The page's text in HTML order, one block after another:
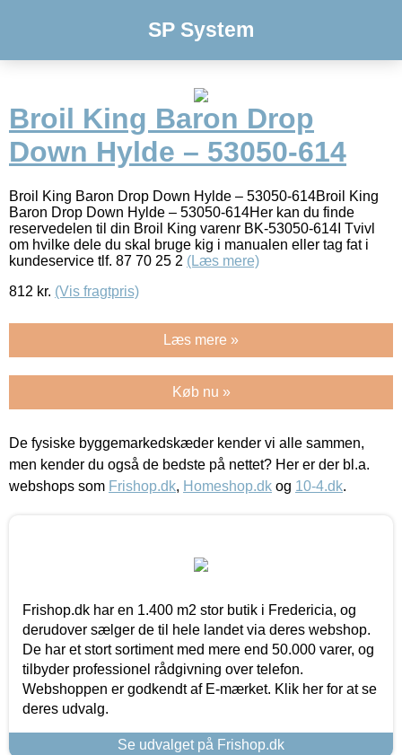
SP System
Broil King Baron Drop
Down Hylde – 53050-614
Broil King Baron Drop Down Hylde – 53050-614Broil King
Baron Drop Down Hylde – 53050-614Her kan du finde
reservedelen til din Broil King varenr BK-53050-614I Tvivl
om hvilke dele du skal bruge kig i manualen eller tag fat i
kundeservice tlf. 87 70 25 2 (Læs mere)
812 kr. (Vis fragtpris)
Læs mere »
Køb nu »
De fysiske byggemarkedskæder kender vi alle sammen,
men kender du også de bedste på nettet? Her er der bl.a.
webshops som Frishop.dk, Homeshop.dk og 10-4.dk.
Frishop.dk har en 1.400 m2 stor butik i Fredericia, og
derudover sælger de til hele landet via deres webshop.
De har et stort sortiment med mere end 50.000 varer, og
tilbyder professionel rådgivning over telefon.
Webshoppen er godkendt af E-mærket. Klik her for at se
deres udvalg.
Se udvalget på Frishop.dk